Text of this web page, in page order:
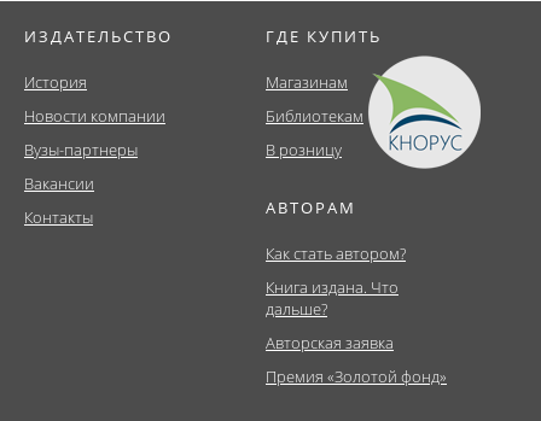
ИЗДАТЕЛЬСТВО
История
Новости компании
Вузы-партнеры
Вакансии
Контакты
ГДЕ КУПИТЬ
Магазинам
Библиотекам
В розницу
АВТОРАМ
Как стать автором?
Книга издана. Что
дальше?
Авторская заявка
Премия «Золотой фонд»